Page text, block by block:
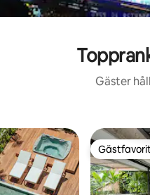
Gäster